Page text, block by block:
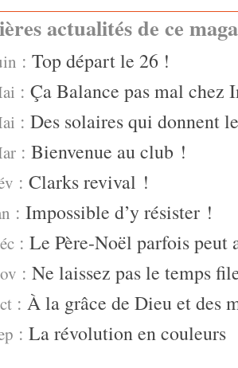
actualités de ce
: Top départ le 26 !
: Ça Balance pas mal chez
: Des solaires qui donnent
: Bienvenue au club !
: Clarks revival !
: Impossible d’y résister !
: Le Père-Noël parfois
: Ne laissez pas le temps
: À la grâce de Dieu et des
: La révolution en couleurs